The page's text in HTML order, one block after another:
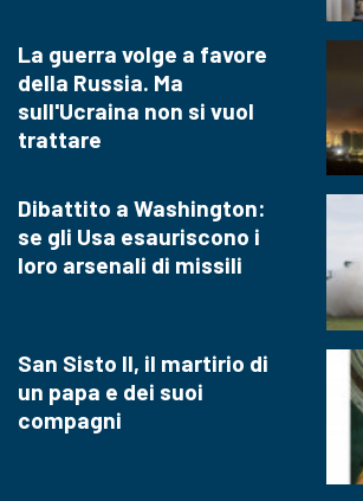
La guerra volge a favore
della Russia. Ma
sull'Ucraina non si vuol
trattare
Dibattito a Washington:
se gli Usa esauriscono i
loro arsenali di missili
San Sisto II, il martirio di
un papa e dei suoi
compagni